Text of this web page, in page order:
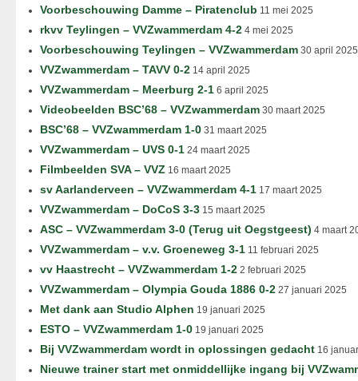
Voorbeschouwing Damme – Piratenclub 11 mei 2025
rkvv Teylingen – VVZwammerdam 4-2 4 mei 2025
Voorbeschouwing Teylingen – VVZwammerdam 30 april 2025
VVZwammerdam – TAVV 0-2 14 april 2025
VVZwammerdam – Meerburg 2-1 6 april 2025
Videobeelden BSC’68 – VVZwammerdam 30 maart 2025
BSC’68 – VVZwammerdam 1-0 31 maart 2025
VVZwammerdam – UVS 0-1 24 maart 2025
Filmbeelden SVA – VVZ 16 maart 2025
sv Aarlanderveen – VVZwammerdam 4-1 17 maart 2025
VVZwammerdam – DoCoS 3-3 15 maart 2025
ASC – VVZwammerdam 3-0 (Terug uit Oegstgeest) 4 maart
VVZwammerdam – v.v. Groeneweg 3-1 11 februari 2025
vv Haastrecht – VVZwammerdam 1-2 2 februari 2025
VVZwammerdam – Olympia Gouda 1886 0-2 27 januari 2025
Met dank aan Studio Alphen 19 januari 2025
ESTO – VVZwammerdam 1-0 19 januari 2025
Bij VVZwammerdam wordt in oplossingen gedacht 16
Nieuwe trainer start met onmiddellijke ingang bij